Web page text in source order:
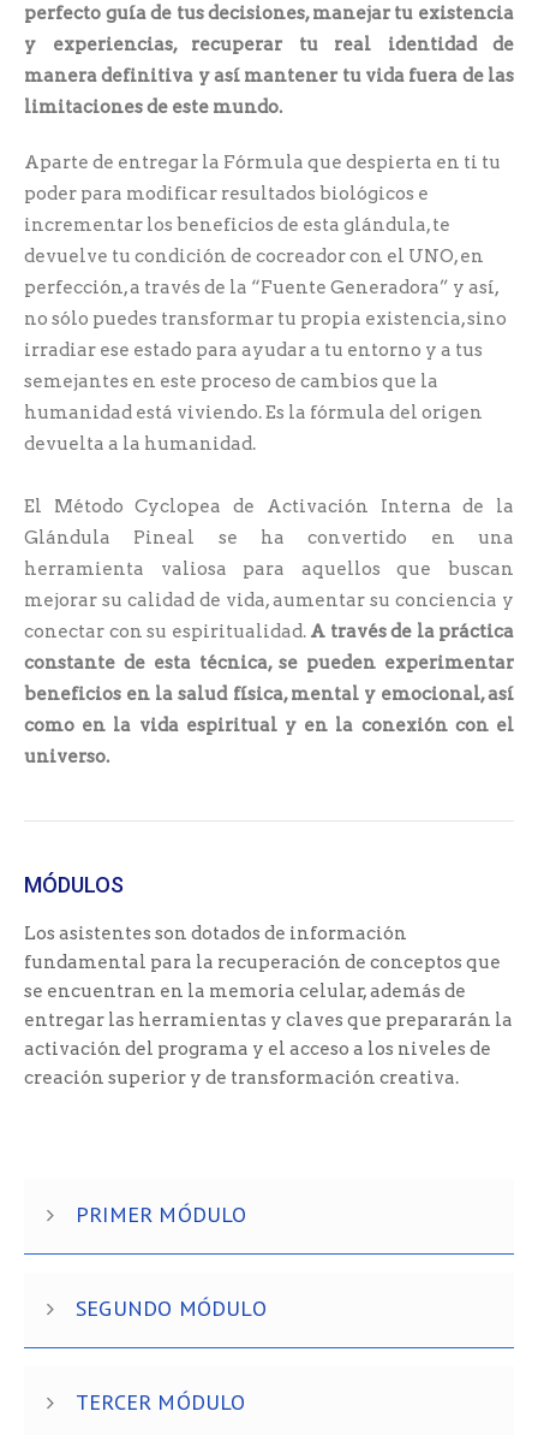
perfecto guía de tus decisiones, manejar tu existencia
y experiencias, recuperar tu real identidad de
manera definitiva y así mantener tu vida fuera de las
limitaciones de este mundo.
Aparte de entregar la Fórmula que despierta en ti tu
poder para modificar resultados biológicos e
incrementar los beneficios de esta glándula, te
devuelve tu condición de cocreador con el UNO, en
perfección, a través de la “Fuente Generadora” y así,
no sólo puedes transformar tu propia existencia, sino
irradiar ese estado para ayudar a tu entorno y a tus
semejantes en este proceso de cambios que la
humanidad está viviendo. Es la fórmula del origen
devuelta a la humanidad.
El Método Cyclopea de Activación Interna de la
Glándula Pineal se ha convertido en una
herramienta valiosa para aquellos que buscan
mejorar su calidad de vida, aumentar su conciencia y
conectar con su espiritualidad. A través de la práctica
constante de esta técnica, se pueden experimentar
beneficios en la salud física, mental y emocional, así
como en la vida espiritual y en la conexión con el
universo.
MÓDULOS
Los asistentes son dotados de información
fundamental para la recuperación de conceptos que
se encuentran en la memoria celular, además de
entregar las herramientas y claves que prepararán la
activación del programa y el acceso a los niveles de
creación superior y de transformación creativa.
PRIMER MÓDULO
SEGUNDO MÓDULO
TERCER MÓDULO